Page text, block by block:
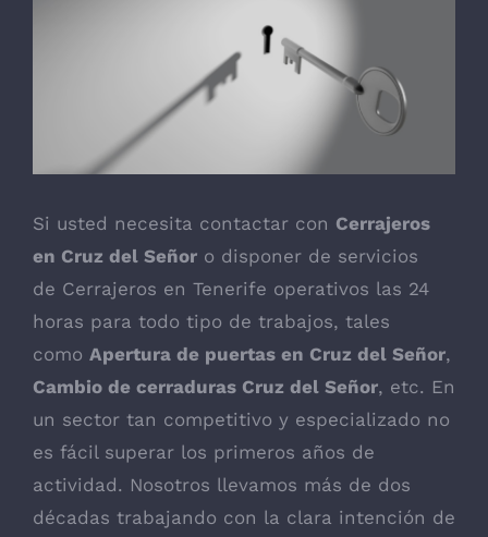
Si usted necesita contactar con Cerrajeros
en Cruz del Señor o disponer de servicios
de Cerrajeros en Tenerife operativos las 24
horas para todo tipo de trabajos, tales
como Apertura de puertas en Cruz del Señor,
Cambio de cerraduras Cruz del Señor, etc. En
un sector tan competitivo y especializado no
es fácil superar los primeros años de
actividad. Nosotros llevamos más de dos
décadas trabajando con la clara intención de